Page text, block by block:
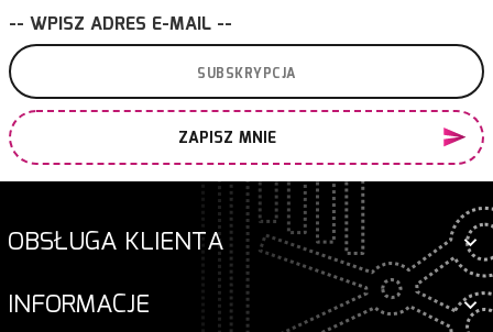
-- WPISZ ADRES E-MAIL --
ZAPISZ MNIE
OBSŁUGA KLIENTA
INFORMACJE